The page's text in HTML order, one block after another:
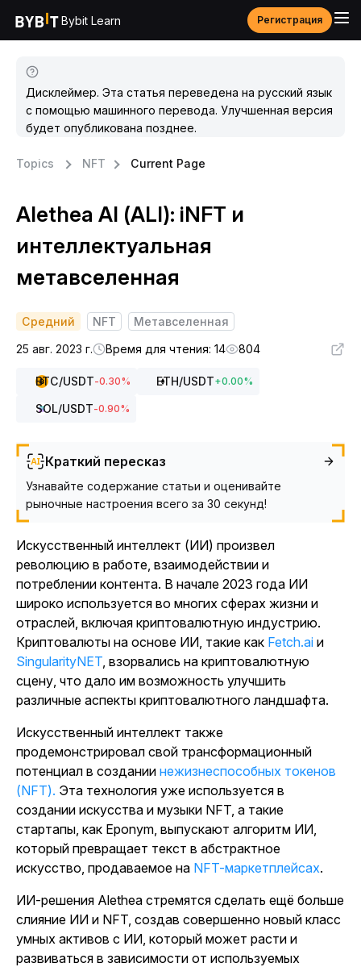
Bybit Learn Регистрация
Дисклеймер. Эта статья переведена на русский язык
с помощью машинного перевода. Улучшенная версия
будет опубликована позднее.
Topics NFT Current Page
Alethea AI (ALI): iNFT и
интеллектуальная
метавселенная
Средний NFT
Метавселенная
25 авг. 2023 г.
Время для чтения: 14 804
BTC/USDT-0.30% ETH/USDT+0.00%
SOL/USDT-0.90%
Краткий пересказ
Узнавайте содержание статьи и оценивайте
рыночные настроения всего за 30 секунд!
Искусственный интеллект (ИИ) произвел
революцию в работе, взаимодействии и
потреблении контента. В начале 2023 года ИИ
широко используется во многих сферах жизни и
отраслей, включая криптовалютную индустрию.
Криптовалюты на основе ИИ, такие как Fetch.ai и
SingularityNET, взорвались на криптовалютную
сцену, что дало им возможность улучшить
различные аспекты криптовалютного ландшафта.
Искусственный интеллект также
продемонстрировал свой трансформационный
потенциал в создании нежизнеспособных токенов
(NFT). Эта технология уже используется в
создании искусства и музыки NFT, а такие
стартапы, как Eponym, выпускают алгоритм ИИ,
который превращает текст в абстрактное
искусство, продаваемое на NFT-маркетплейсах.
ИИ-решения Alethea стремятся сделать ещё больше
слияние ИИ и NFT, создав совершенно новый класс
умных активов с ИИ, который может расти и
развиваться в зависимости от используемых